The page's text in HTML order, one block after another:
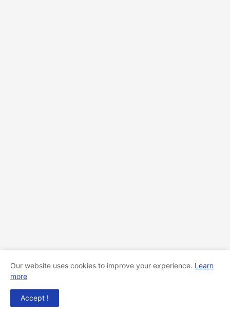
Our website uses cookies to improve your experience. Learn
more
Accept !